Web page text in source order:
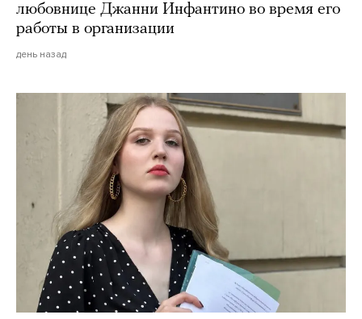
любовнице Джанни Инфантино во время его
работы в организации
день назад